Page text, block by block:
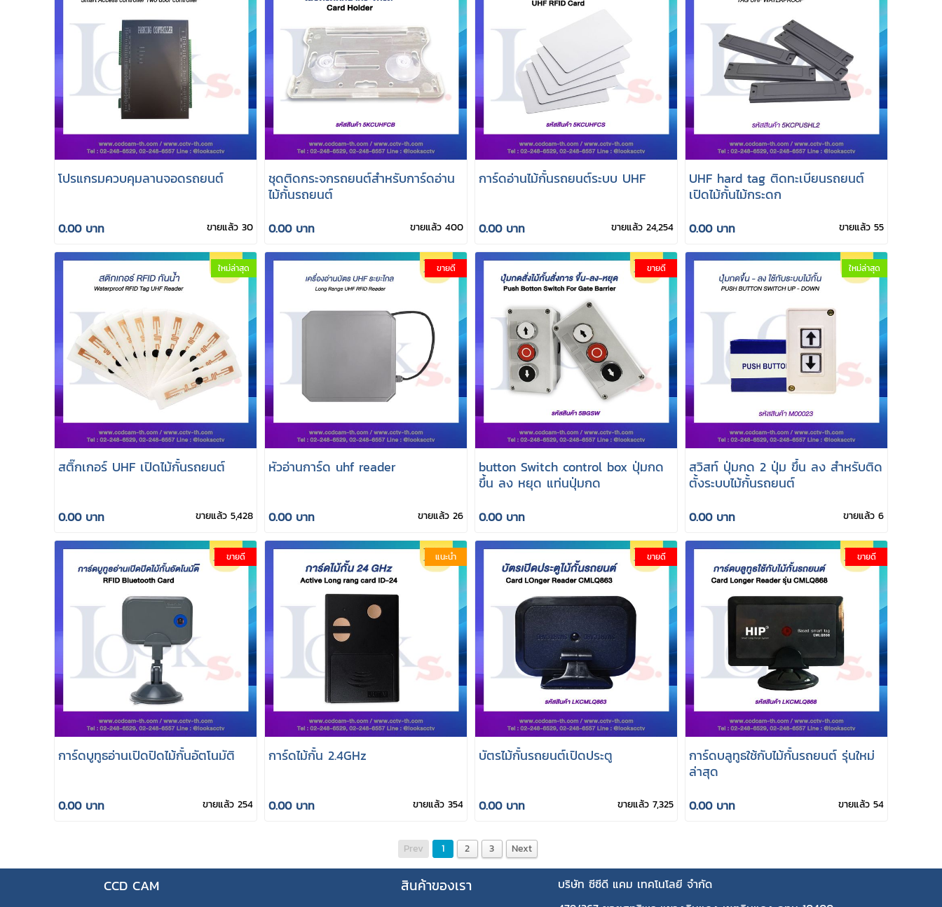
โปรแกรมควบคุมลานจอดรถยนต์
0.00 บาท ขายแล้ว 30
ชุดติดกระจกรถยนต์สำหรับการ์ดอ่าน
ไม้กั้นรถยนต์
0.00 บาท ขายแล้ว 400
การ์ดอ่านไม้กั้นรถยนต์ระบบ UHF
0.00 บาท ขายแล้ว 24,254
UHF hard tag ติดทะเบียนรถยนต์
เปิดไม้กั้นไม้กระดก
0.00 บาท ขายแล้ว 55
ใหม่ล่าสุด
สติ๊กเกอร์ UHF เปิดไม้กั้นรถยนต์
0.00 บาท ขายแล้ว 5,428
ขายดี
หัวอ่านการ์ด uhf reader
0.00 บาท ขายแล้ว 26
ขายดี
button Switch control box ปุ่มกด
ขึ้น ลง หยุด แท่นปุ่มกด
0.00 บาท
ใหม่ล่าสุด
สวิสท์ ปุ่มกด 2 ปุ่ม ขึ้น ลง สำหรับติด
ตั้งระบบไม้กั้นรถยนต์
0.00 บาท ขายแล้ว 6
ขายดี
การ์ดบูทูธอ่านเปิดปิดไม้กั้นอัตโนมัติ
0.00 บาท ขายแล้ว 254
แนะนำ
การ์ดไม้กั้น 2.4GHz
0.00 บาท ขายแล้ว 354
ขายดี
บัตรไม้กั้นรถยนต์เปิดประตู
0.00 บาท ขายแล้ว 7,325
ขายดี
การ์ดบลูทูธใช้กับไม้กั้นรถยนต์ รุ่นใหม่
ล่าสุด
0.00 บาท ขายแล้ว 54
Prev 1 2 3 Next
CCD CAM สินค้าของเรา
บริษัท ซีซีดี แคม เทคโนโลยี จำกัด